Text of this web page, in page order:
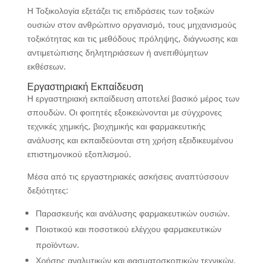
Η Τοξικολογία εξετάζει τις επιδράσεις των τοξικών
ουσιών στον ανθρώπινο οργανισμό, τους μηχανισμούς
τοξικότητας και τις μεθόδους πρόληψης, διάγνωσης και
αντιμετώπισης δηλητηριάσεων ή ανεπιθύμητων
εκθέσεων.
Εργαστηριακή Εκπαίδευση
Η εργαστηριακή εκπαίδευση αποτελεί βασικό μέρος των
σπουδών. Οι φοιτητές εξοικειώνονται με σύγχρονες
τεχνικές χημικής, βιοχημικής και φαρμακευτικής
ανάλυσης και εκπαιδεύονται στη χρήση εξειδικευμένου
επιστημονικού εξοπλισμού.
Μέσα από τις εργαστηριακές ασκήσεις αναπτύσσουν
δεξιότητες:
Παρασκευής και ανάλυσης φαρμακευτικών ουσιών.
Ποιοτικού και ποσοτικού ελέγχου φαρμακευτικών
προϊόντων.
Χρήσης αναλυτικών και φασματοσκοπικών τεχνικών.